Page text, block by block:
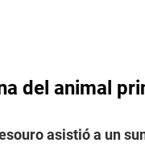
del animal
asistió a un